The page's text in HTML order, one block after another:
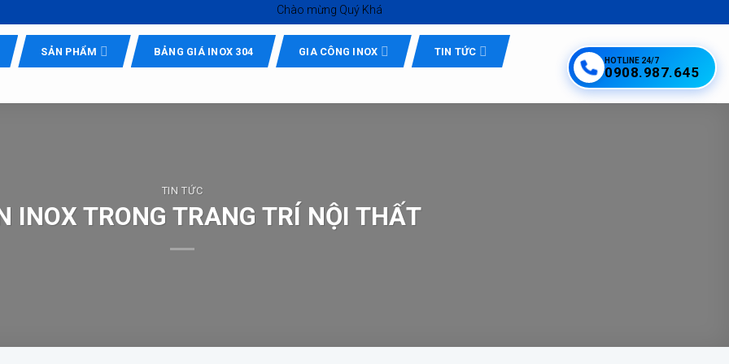
Chào mừng Quý Khách đến vớiInox Quốc Tế Tứ Minh - Inox Hồ Chí Minh giá tốt
SẢN PHẨM BẢNG GIÁ INOX 304 GIA CÔNG INOX TIN TỨC
HOTLINE 24/7
0908.987.645
TIN TỨC
INOX TRONG TRANG TRÍ NỘI THẤT